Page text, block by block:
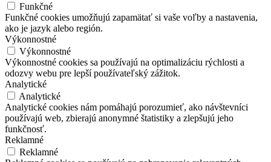
Funkčné
Funkčné cookies umožňujú zapamätať si vaše voľby a nastavenia,
ako je jazyk alebo región.
Výkonnostné
Výkonnostné
Výkonnostné cookies sa používajú na optimalizáciu rýchlosti a
odozvy webu pre lepší používateľský zážitok.
Analytické
Analytické
Analytické cookies nám pomáhajú porozumieť, ako návštevníci
používajú web, zbierajú anonymné štatistiky a zlepšujú jeho
funkčnosť.
Reklamné
Reklamné